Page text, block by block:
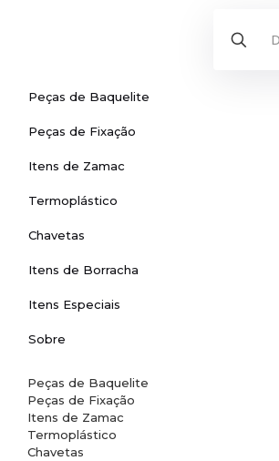
Peças de Baquelite
Peças de Fixação
Itens de Zamac
Termoplástico
Chavetas
Itens de Borracha
Itens Especiais
Sobre
Peças de Baquelite
Peças de Fixação
Itens de Zamac
Termoplástico
Chavetas